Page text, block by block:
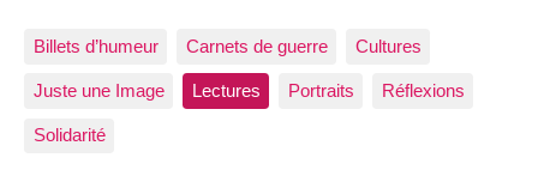
Billets d’humeur Carnets de guerre Cultures
Juste une Image Lectures Portraits Réflexions
Solidarité